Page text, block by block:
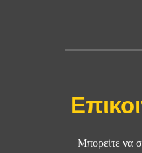
Μπορείτε να σ